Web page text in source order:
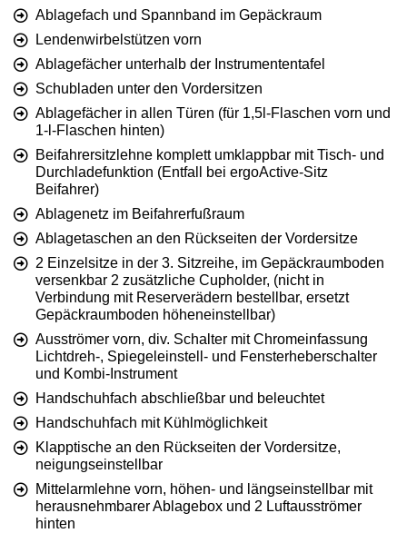
Ablagefach und Spannband im Gepäckraum
Lendenwirbelstützen vorn
Ablagefächer unterhalb der Instrumententafel
Schubladen unter den Vordersitzen
Ablagefächer in allen Türen (für 1,5l-Flaschen vorn und
1-l-Flaschen hinten)
Beifahrersitzlehne komplett umklappbar mit Tisch- und
Durchladefunktion (Entfall bei ergoActive-Sitz
Beifahrer)
Ablagenetz im Beifahrerfußraum
Ablagetaschen an den Rückseiten der Vordersitze
2 Einzelsitze in der 3. Sitzreihe, im Gepäckraumboden
versenkbar 2 zusätzliche Cupholder, (nicht in
Verbindung mit Reserverädern bestellbar, ersetzt
Gepäckraumboden höheneinstellbar)
Ausströmer vorn, div. Schalter mit Chromeinfassung
Lichtdreh-, Spiegeleinstell- und Fensterheberschalter
und Kombi-Instrument
Handschuhfach abschließbar und beleuchtet
Handschuhfach mit Kühlmöglichkeit
Klapptische an den Rückseiten der Vordersitze,
neigungseinstellbar
Mittelarmlehne vorn, höhen- und längseinstellbar mit
herausnehmbarer Ablagebox und 2 Luftausströmer
hinten